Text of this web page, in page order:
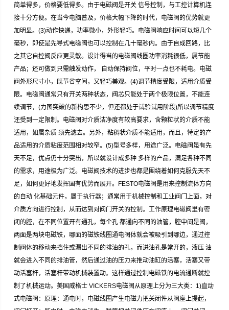
简单得多，价格要低得多。由于电磁阀是开关 信号控制，与工控计算机连
接十分方便。在当今电脑普及，价格大幅下降的时代，电磁阀的优势就更
加明显。(3)动作快递，功率微小，外形轻巧。电磁阀响应时间可以短几个
毫秒，即使是先导式电磁阀也可以控制在几十毫秒内。由于自成回路，比
之其它自控阀反应更灵敏。设计得当的电磁阀线圈功率消耗很低，属节能
产品；还可做到只需触发动作， 自动保持阀位，平时一点也不耗电。电磁
阀外形尺寸小，既节省空间，又轻巧美观。(4)调节精度受限，适用介质受
限。电磁阀通常只有开关两种状态，阀芯只能处于两个极限位置，不能连
续调节，(力图突破的新构思不少，但还都处于试验试用阶段)所以调节精度
还受到一定限制。电磁阀对介质洁净度有较高要求，含颗粒状的介质不能
适用，如属杂质 须先滤去。另外，粘稠状介质不能适用，而且，特定的产
品适用的介质粘度范围相对较窄。(5)型号多样，用途广泛。电磁阀虽有先
天不足，优点仍十分突出，所以就设计成多种 多样的产品，满足各种不同
的需求，用途极为广泛。电磁阀技术的进步也都是围绕着如何克服先天不
足，如何更好地发挥固有优势而展开。FESTO电磁阀是用来控制流体方向
的自动 化基础元件，属于执行器；通常用于机械控制和工业阀门上面，对
介质方向进行控制，从而达到对阀门开关的控制。工作原理电磁阀里有密
闭的腔，在不同位置开有通孔，每个孔 都通向不同的油管，腔中间是阀，
两面是两块电磁铁，哪面的磁铁线圈通电阀体就会被吸引到哪边，通过控
制阀体的移动来挡住或漏出不同的排油的孔，而进油孔是常开的，液压 油
就会进入不同的排油管，然后通过油的压力来推动油缸的活塞，活塞又带
动活塞杆，活塞杆带动机械装置动。这样通过控制电磁铁的电流通断就控
制了机械运动。美国威格士 VICKERS电磁阀从原理上分为三大类：1)直动
式电磁阀：原理：通电时，电磁线圈产生电磁力把关闭件从阀座上提起，